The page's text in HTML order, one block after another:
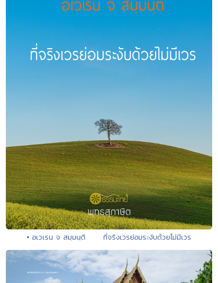
• อเวเรน จ สมฺมนฺติ ที่จริงเวรย่อมระงับด้วยไม่มีเวร